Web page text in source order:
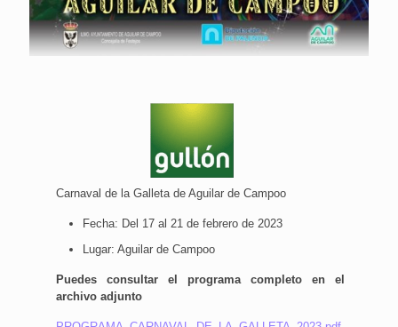
Carnaval de la Galleta de Aguilar de Campoo
Fecha: Del 17 al 21 de febrero de 2023
Lugar: Aguilar de Campoo
Puedes consultar el programa completo en el
archivo adjunto